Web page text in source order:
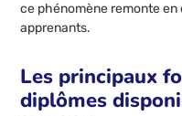
ce phénomène remonte
apprenants.
Les principaux
diplômes